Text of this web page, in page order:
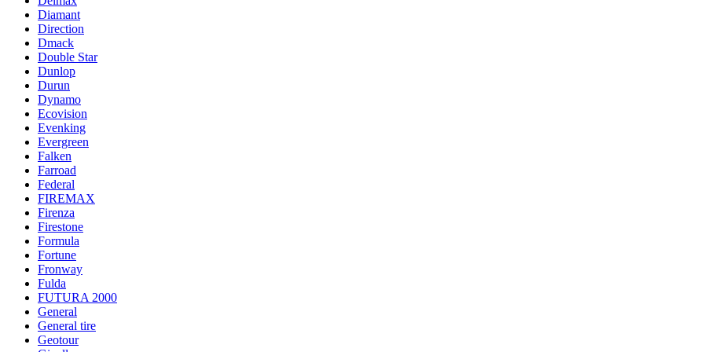
Diamant
Direction
Dmack
Double Star
Dunlop
Durun
Dynamo
Ecovision
Evenking
Evergreen
Falken
Farroad
Federal
FIREMAX
Firenza
Firestone
Formula
Fortune
Fronway
Fulda
FUTURA 2000
General
General tire
Geotour